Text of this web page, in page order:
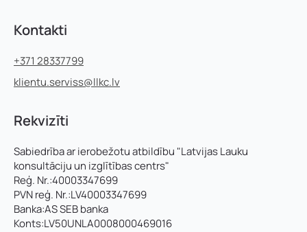
Kontakti
+371 28337799
klientu.serviss@llkc.lv
Rekvizīti
Sabiedrība ar ierobežotu atbildību "Latvijas Lauku
konsultāciju un izglītības centrs"
Reģ. Nr.:40003347699
PVN reģ. Nr.:LV40003347699
Banka:AS SEB banka
Konts:LV50UNLA0008000469016